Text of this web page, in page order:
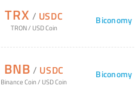
TRX / USDC
TRON/ USD Coin
Biconomy
BNB / USDC
Binance Coin/ USD Coin
Biconomy